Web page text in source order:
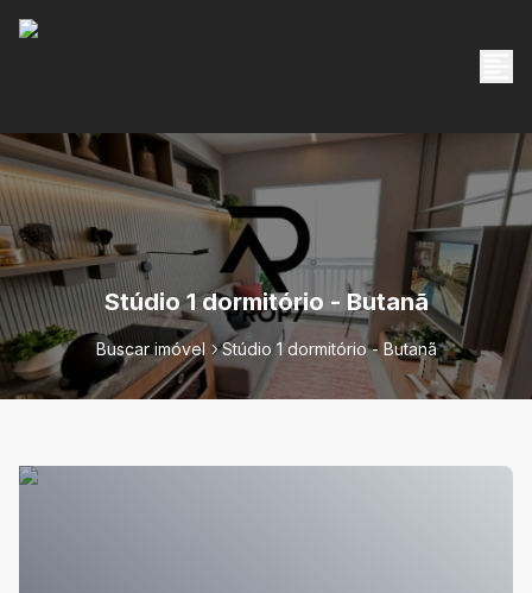
Stúdio 1 dormitório - Butanã
Buscar imóvel Stúdio 1 dormitório - Butanã